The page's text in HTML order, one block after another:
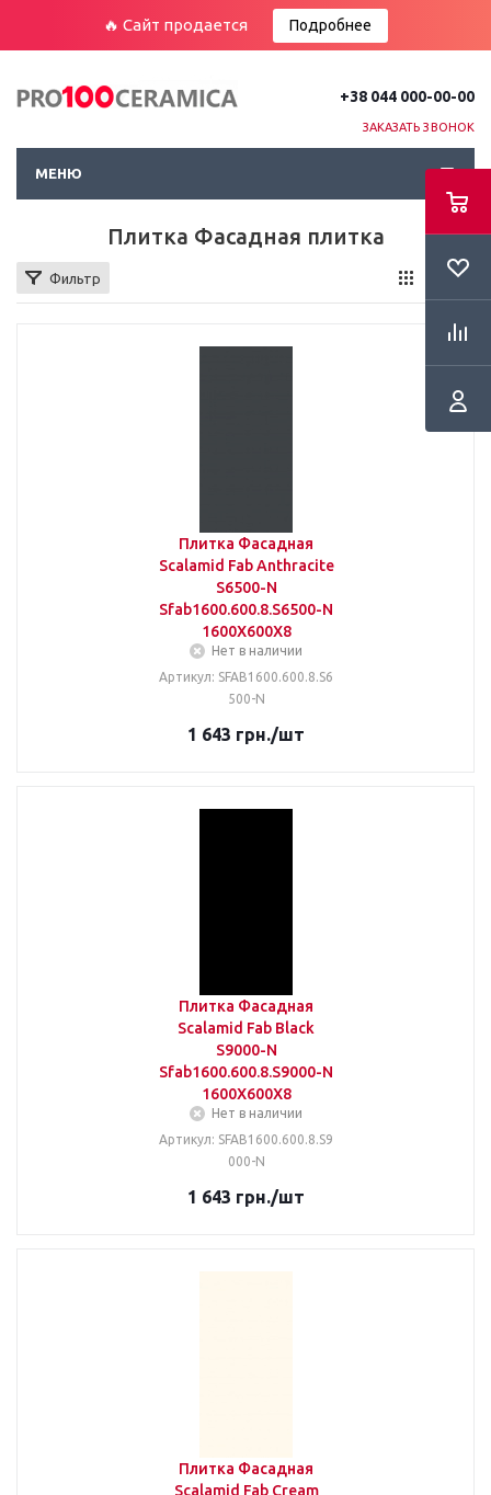
🔥 Сайт продается Подробнее
+38 044 000-00-00
ЗАКАЗАТЬ ЗВОНОК
МЕНЮ
Плитка Фасадная плитка
Фильтр
Плитка Фасадная
Scalamid Fab Anthracite
S6500-N
Sfab1600.600.8.S6500-N
1600X600X8
Нет в наличии
Артикул: SFAB1600.600.8.S6
500-N
1 643 грн./шт
Плитка Фасадная
Scalamid Fab Black
S9000-N
Sfab1600.600.8.S9000-N
1600X600X8
Нет в наличии
Артикул: SFAB1600.600.8.S9
000-N
1 643 грн./шт
Плитка Фасадная
Scalamid Fab Cream